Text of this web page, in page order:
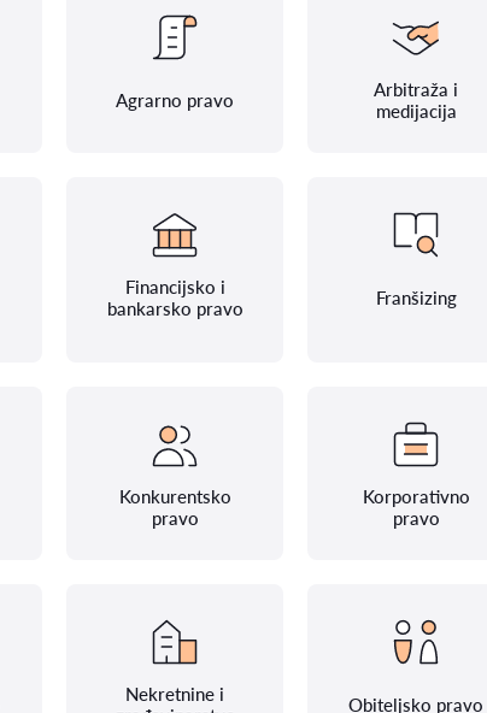
Agrarno pravo
Arbitraža i
medijacija
Financijsko i
bankarsko pravo
Franšizing
Konkurentsko
pravo
Korporativno
pravo
Nekretnine i
Obiteljsko pravo